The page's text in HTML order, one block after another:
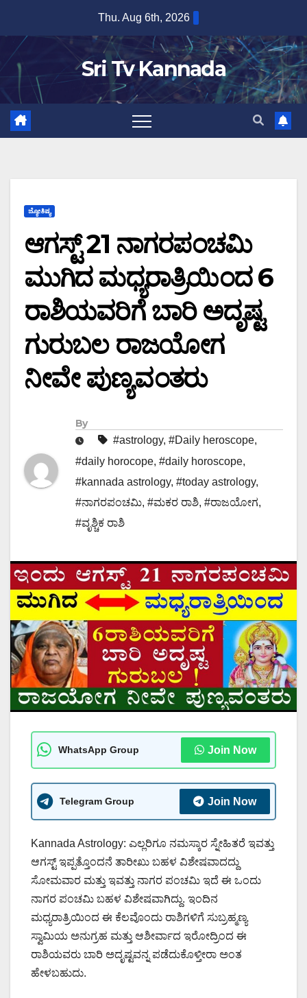
content
Thu. Aug 6th, 2026
Sri Tv Kannada
ಜ್ಯೋತಿಷ್ಯ
ಆಗಸ್ಟ್ 21 ನಾಗರಪಂಚಮಿ
ಮುಗಿದ ಮಧ್ಯರಾತ್ರಿಯಿಂದ 6
ರಾಶಿಯವರಿಗೆ ಬಾರಿ ಅದೃಷ್ಟ
ಗುರುಬಲ ರಾಜಯೋಗ
ನೀವೇ ಪುಣ್ಯವಂತರು
By
#astrology, #Daily heroscope,
#daily horocope, #daily horoscope,
#kannada astrology, #today astrology,
#ನಾಗರಪಂಚಮಿ, #ಮಕರ ರಾಶಿ, #ರಾಜಯೋಗ,
#ವೃಶ್ಚಿಕ ರಾಶಿ
WhatsApp Group Join Now
Telegram Group Join Now
Kannada Astrology: ಎಲ್ಲರಿಗೂ ನಮಸ್ಕಾರ ಸ್ನೇಹಿತರೆ ಇವತ್ತು
ಆಗಸ್ಟ್ ಇಪ್ಪತ್ತೊಂದನೆ ತಾರೀಖು ಬಹಳ ವಿಶೇಷವಾದದ್ದು
ಸೋಮವಾರ ಮತ್ತು ಇವತ್ತು ನಾಗರ ಪಂಚಮಿ ಇದೆ ಈ ಒಂದು
ನಾಗರ ಪಂಚಮಿ ಬಹಳ ವಿಶೇಷವಾಗಿದ್ದು. ಇಂದಿನ
ಮಧ್ಯರಾತ್ರಿಯಿಂದ ಈ ಕೆಲವೊಂದು ರಾಶಿಗಳಿಗೆ ಸುಬ್ರಹ್ಮಣ್ಯ
ಸ್ವಾಮಿಯ ಅನುಗ್ರಹ ಮತ್ತು ಆಶೀರ್ವಾದ ಇರೋದ್ರಿಂದ ಈ
ರಾಶಿಯವರು ಬಾರಿ ಅದೃಷ್ಟವನ್ನ ಪಡೆದುಕೊಳ್ತೀರಾ ಅಂತ
ಹೇಳಬಹುದು.